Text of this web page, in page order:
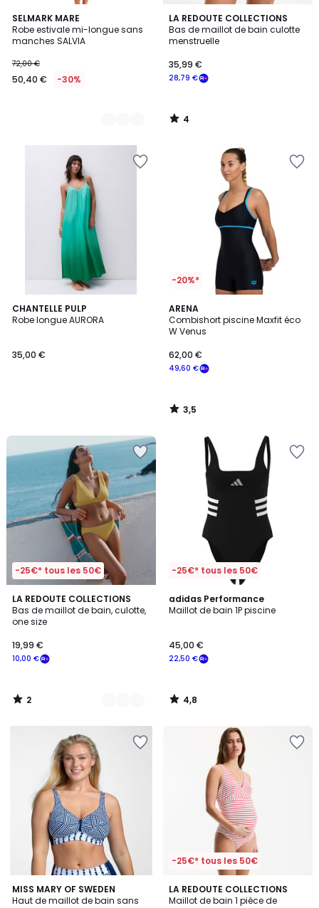
SELMARK MARE
Robe estivale mi-longue sans
manches SALVIA
72,00 €
50,40 € -30%
2
Couleurs
LA REDOUTE COLLECTIONS
Bas de maillot de bain culotte
menstruelle
28,79 €
35,99 €
4
/
5
4
/
CHANTELLE PULP
Robe longue AURORA
35,00 €
-20%*
ARENA
Combishort piscine Maxfit éco
W Venus
49,60 €
62,00 €
3,5
/ 5
3,5
/
-25€* tous les 50€
LA REDOUTE COLLECTIONS
Bas de maillot de bain, culotte,
one size
10,00 €
19,99 €
2
/
5
3
Couleurs
2
/
-25€* tous les 50€
adidas Performance
Maillot de bain 1P piscine
22,50 €
45,00 €
4,8
/ 5
4,8
/
MISS MARY OF SWEDEN
Haut de maillot de bain sans
4,5
/ 5
-25€* tous les 50€
LA REDOUTE COLLECTIONS
Maillot de bain 1 pièce de
3,9
/ 5